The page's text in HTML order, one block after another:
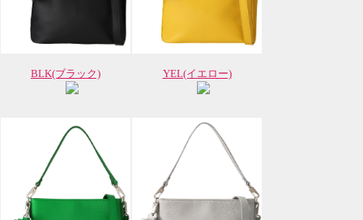
BLK(ブラック) YEL(イエロー)